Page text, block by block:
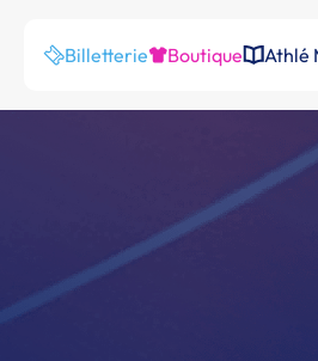
Billetterie Boutique Athlé